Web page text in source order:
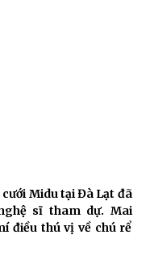
Midu tại Đà Lạt đã
sĩ tham dự. Mai
điều thú vị về chú rể